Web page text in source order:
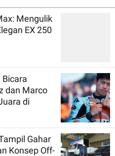
Mengulik
EX 250
Bicara
dan Marco
di
Gahar
Konsep Off-